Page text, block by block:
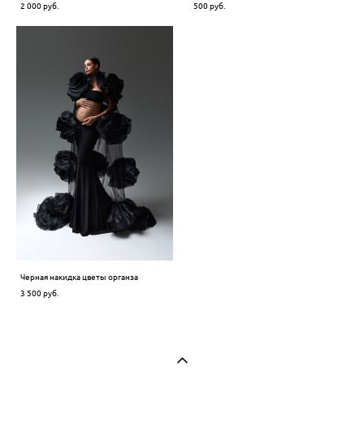
2 000 pуб.
500 pуб.
Черная накидка цветы органза
3 500 pуб.